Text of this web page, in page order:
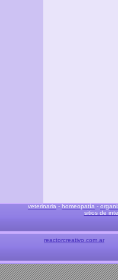
veterinaria - homeopatía -
sitios de
reactorcreativo.com.ar